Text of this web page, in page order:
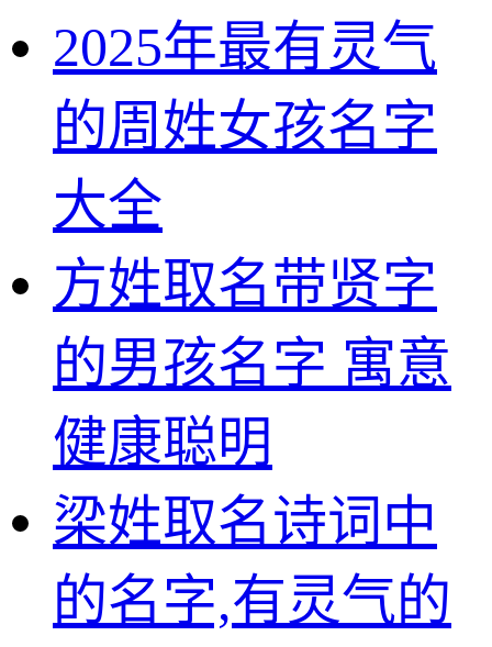
2025年最有灵气
的周姓女孩名字
大全
方姓取名带贤字
的男孩名字 寓意
健康聪明
梁姓取名诗词中
的名字,有灵气的